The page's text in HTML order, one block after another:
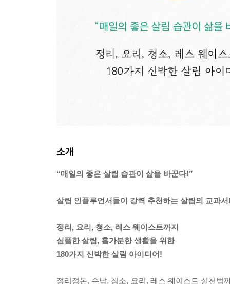
소개
“매일의 좋은 살림 습관이 삶을 바꾼다!”
살림 인플루언서들이 강력 추천하는 살림의 교과
정리, 요리, 청소, 레스 웨이스트까지
심플한 살림, 홀가분한 생활을 위한
180가지 신박한 살림 아이디어!
정리정돈, 수납, 청소, 요리, 레스 웨이스트 실천법